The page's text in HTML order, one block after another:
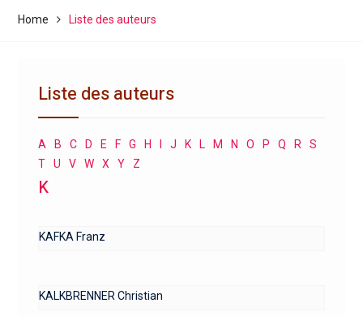
Home Liste des auteurs
Liste des auteurs
A B C D E F G H J K L M N O P Q R
S
T
U V W X Y Z
K
KAFKA Franz
KALKBRENNER Christian